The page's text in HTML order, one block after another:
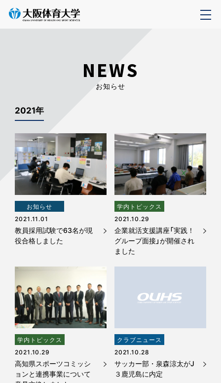
NEWS
お知らせ
2021年
お知らせ
2021.11.01
教員採用試験で63名が現
役合格しました
学内トピックス
2021.10.29
企業就活支援講座「実践！
グループ面接」が開催され
ました
学内トピックス
2021.10.29
高知県スポーツコミッシ
ョンと連携事業について
クラブニュース
2021.10.28
サッカー部・泉森涼太がJ
３鹿児島に内定